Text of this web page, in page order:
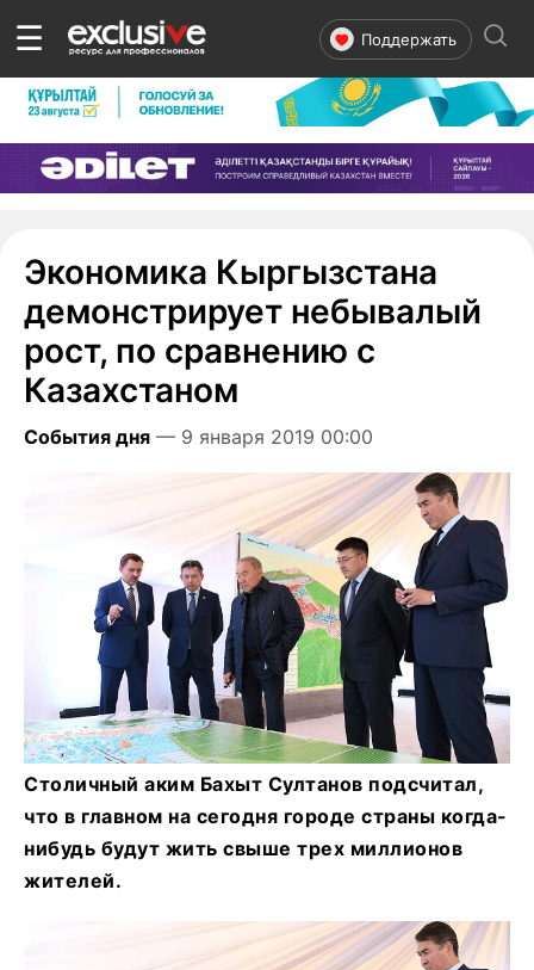
☰ Поддержать
Экономика Кыргызстана
демонстрирует небывалый
рост, по сравнению с
Казахстаном
События дня — 9 января 2019 00:00
Столичный аким Бахыт Султанов подсчитал,
что в главном на сегодня городе страны когда-
нибудь будут жить свыше трех миллионов
жителей.